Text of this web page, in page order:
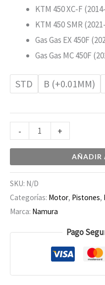
KTM 450 XC-F
KTM 450 SMR
Gas Gas EX 450F
Gas Gas MC 450F
STD B (+0.01MM)
- +
AÑADIR
SKU: N/D
Categorías: Motor, Pistones,
Marca: Namura
Pago